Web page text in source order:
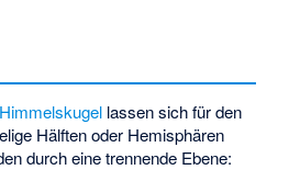
Himmelskugel lassen sich für den
Hälften oder Hemisphären
durch eine trennende Ebene: